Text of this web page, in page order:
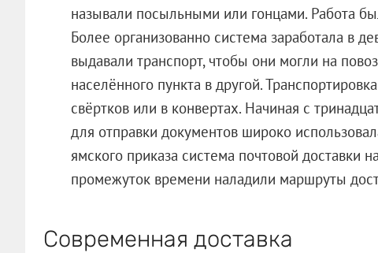
называли посыльными или гонцами. Работа
Более организованно система заработала в
выдавали транспорт, чтобы они могли на
населённого пункта в другой.
свёртков или в конвертах. Начиная с
для отправки документов широко
ямского приказа система почтовой доставки
промежуток времени наладили маршруты
Современная доставка